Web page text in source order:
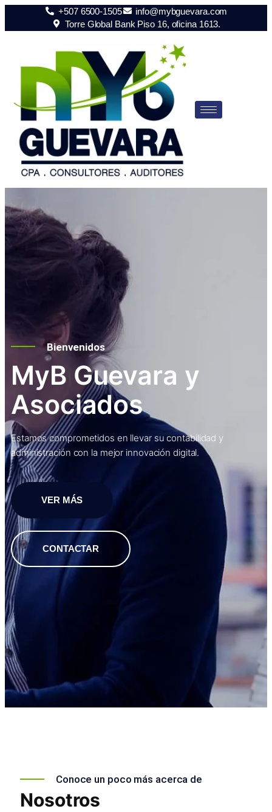
+507 6500-1505
info@mybguevara.com
Torre Global Bank Piso 16, oficina 1613.
Bienvenidos
MyB Guevara y
Asociados
Estamos comprometidos en llevar su contabilidad y
administración con la mejor innovación digital.
VER MÁS
CONTACTAR
Conoce un poco más acerca de
Nosotros